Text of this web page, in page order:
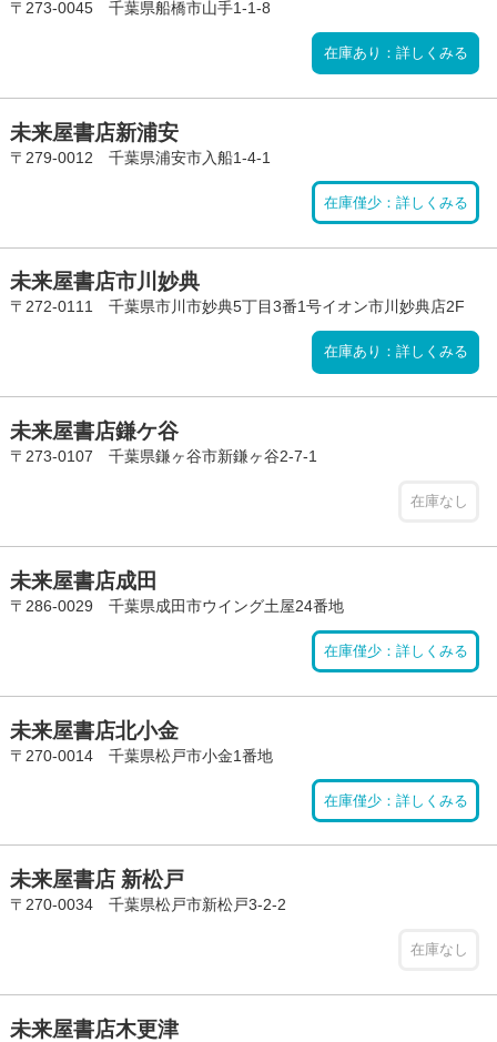
〒273-0045 千葉県船橋市山手1-1-8
在庫あり：詳しくみる
未来屋書店新浦安
〒279-0012 千葉県浦安市入船1-4-1
在庫僅少：詳しくみる
未来屋書店市川妙典
〒272-0111 千葉県市川市妙典5丁目3番1号イオン市川妙典店2F
在庫あり：詳しくみる
未来屋書店鎌ケ谷
〒273-0107 千葉県鎌ヶ谷市新鎌ヶ谷2-7-1
在庫なし
未来屋書店成田
〒286-0029 千葉県成田市ウイング土屋24番地
在庫僅少：詳しくみる
未来屋書店北小金
〒270-0014 千葉県松戸市小金1番地
在庫僅少：詳しくみる
未来屋書店 新松戸
〒270-0034 千葉県松戸市新松戸3-2-2
在庫なし
未来屋書店木更津